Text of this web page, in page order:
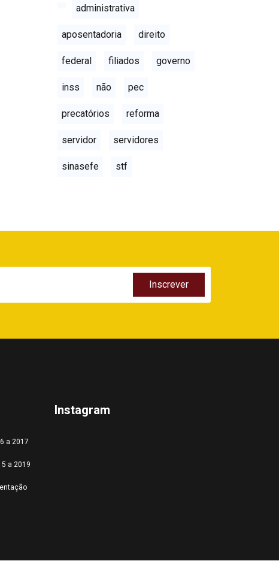
administrativa
aposentadoria direito
federal filiados governo
inss não pec
precatórios reforma
servidor servidores
sinasefe stf
a 2017
a 2019
Instagram